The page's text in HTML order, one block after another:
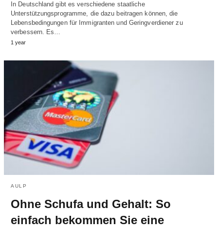
In Deutschland gibt es verschiedene staatliche
Unterstützungsprogramme, die dazu beitragen können, die
Lebensbedingungen für Immigranten und Geringverdiener zu
verbessern. Es…
1 year
AULP
Ohne Schufa und Gehalt: So
einfach bekommen Sie eine